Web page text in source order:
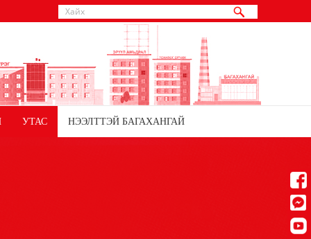
УТАС НЭЭЛТТЭЙ БАГАХАНГАЙ